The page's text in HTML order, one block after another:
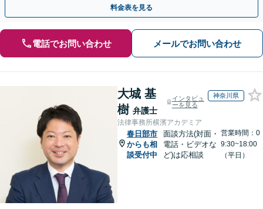
料金表を見る
電話でお問い合わせ メールでお問い合わせ
大城 基
樹 弁護士
インタビュ
ーを見る
神奈川県
法律事務所横濱アカデミア
春日部市
からも相
談受付中
面談方法(対面・
電話・ビデオな
ど)は応相談
営業時間：0
9:30~18:00
（平日）